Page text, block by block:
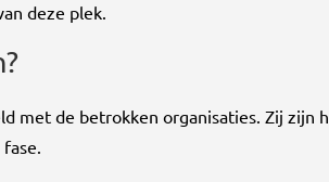
deze plek.
met de betrokken organisaties. Zij zijn